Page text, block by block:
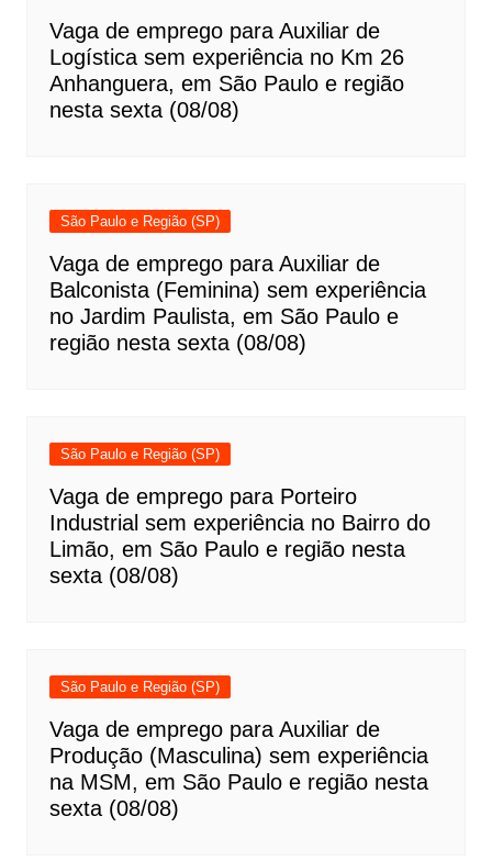
Vaga de emprego para Auxiliar de
Logística sem experiência no Km 26
Anhanguera, em São Paulo e região
nesta sexta (08/08)
São Paulo e Região (SP)
Vaga de emprego para Auxiliar de
Balconista (Feminina) sem experiência
no Jardim Paulista, em São Paulo e
região nesta sexta (08/08)
São Paulo e Região (SP)
Vaga de emprego para Porteiro
Industrial sem experiência no Bairro do
Limão, em São Paulo e região nesta
sexta (08/08)
São Paulo e Região (SP)
Vaga de emprego para Auxiliar de
Produção (Masculina) sem experiência
na MSM, em São Paulo e região nesta
sexta (08/08)